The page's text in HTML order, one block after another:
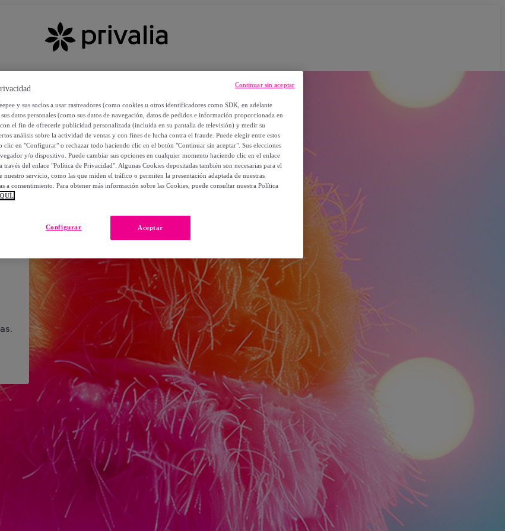
y sus socios a usar rastreadores (como cookies u otros identificadores como SDK, en adelante
datos personales (como sus datos de navegación, datos de pedidos e información proporcionada en
el fin de ofrecerle publicidad personalizada (incluida en su pantalla de televisión) y medir su
análisis sobre la actividad de ventas y con fines de lucha contra el fraude. Puede elegir entre estos
clic en "Configurar" o rechazar todo haciendo clic en el botón "Continuar sin aceptar". Sus elecciones
y/o dispositivo. Puede cambiar sus opciones en cualquier momento haciendo clic en el enlace
través del enlace "Política de Privacidad". Algunas Cookies depositadas también son necesarias para el
nuestro servicio, como las que miden el tráfico o permiten la presentación adaptada de nuestras
a consentimiento. Para obtener más información sobre las Cookies, puede consultar nuestra Política
Aceptar
Configurar
Continuar sin aceptar